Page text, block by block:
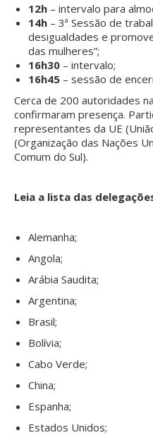
12h – intervalo para
14h – 3ª Sessão de
desigualdades e
das mulheres”;
16h30 – intervalo;
16h45 – sessão de
Cerca de 200 autoridades
confirmaram presença.
representantes da UE
(Organização das Nações
Comum do Sul).
Leia a lista das
Alemanha;
Angola;
Arábia Saudita;
Argentina;
Brasil;
Bolívia;
Cabo Verde;
China;
Espanha;
Estados Unidos;